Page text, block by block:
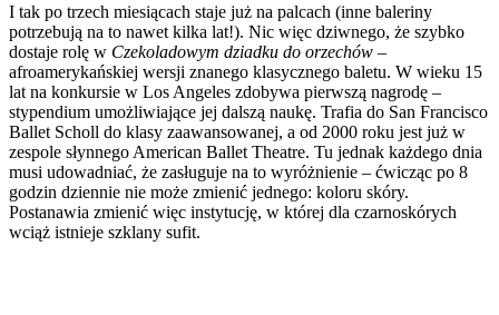
I tak po trzech miesiącach staje już na palcach (inne baleriny
potrzebują na to nawet kilka lat!). Nic więc dziwnego, że szybko
dostaje rolę w Czekoladowym dziadku do orzechów –
afroamerykańskiej wersji znanego klasycznego baletu. W wieku 15
lat na konkursie w Los Angeles zdobywa pierwszą nagrodę –
stypendium umożliwiające jej dalszą naukę. Trafia do San Francisco
Ballet Scholl do klasy zaawansowanej, a od 2000 roku jest już w
zespole słynnego American Ballet Theatre. Tu jednak każdego dnia
musi udowadniać, że zasługuje na to wyróżnienie – ćwicząc po 8
godzin dziennie nie może zmienić jednego: koloru skóry.
Postanawia zmienić więc instytucję, w której dla czarnoskórych
wciąż istnieje szklany sufit.